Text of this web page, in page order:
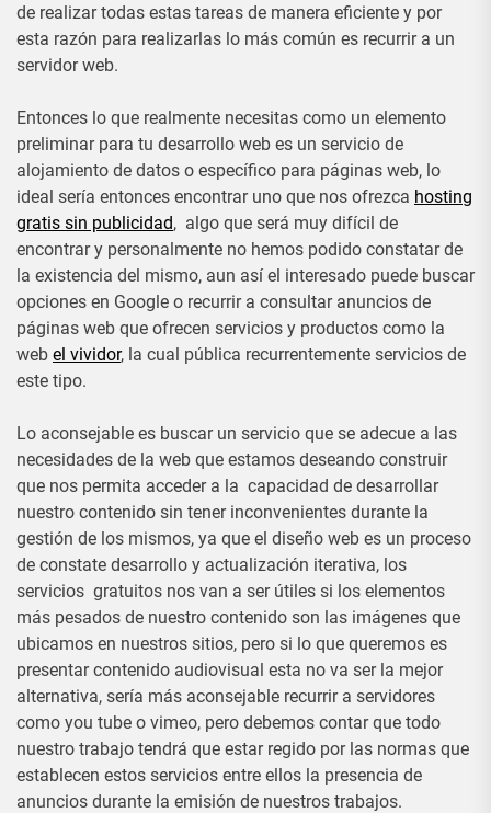
de realizar todas estas tareas de manera eficiente y por
esta razón para realizarlas lo más común es recurrir a un
servidor web.
Entonces lo que realmente necesitas como un elemento
preliminar para tu desarrollo web es un servicio de
alojamiento de datos o específico para páginas web, lo
ideal sería entonces encontrar uno que nos ofrezca hosting
gratis sin publicidad, algo que será muy difícil de
encontrar y personalmente no hemos podido constatar de
la existencia del mismo, aun así el interesado puede buscar
opciones en Google o recurrir a consultar anuncios de
páginas web que ofrecen servicios y productos como la
web el vividor, la cual pública recurrentemente servicios de
este tipo.
Lo aconsejable es buscar un servicio que se adecue a las
necesidades de la web que estamos deseando construir
que nos permita acceder a la capacidad de desarrollar
nuestro contenido sin tener inconvenientes durante la
gestión de los mismos, ya que el diseño web es un proceso
de constate desarrollo y actualización iterativa, los
servicios gratuitos nos van a ser útiles si los elementos
más pesados de nuestro contenido son las imágenes que
ubicamos en nuestros sitios, pero si lo que queremos es
presentar contenido audiovisual esta no va ser la mejor
alternativa, sería más aconsejable recurrir a servidores
como you tube o vimeo, pero debemos contar que todo
nuestro trabajo tendrá que estar regido por las normas que
establecen estos servicios entre ellos la presencia de
anuncios durante la emisión de nuestros trabajos.